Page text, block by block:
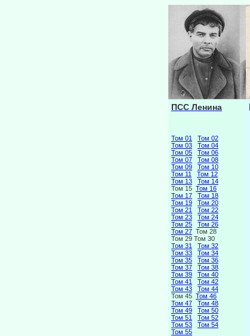
ПСС Ленина
Том 01
Том 02
Том 03
Том 04
Том 05
Том 06
Том 07
Том 08
Том 09
Том 10
Том 11
Том 12
Том 13
Том 14
Том 15 Том 16
Том 17
Том 18
Том 19
Том 20
Том 21
Том 22
Том 23
Том 24
Том 25
Том 26
Том 27 Том 28
Том 29 Том 30
Том 31
Том 32
Том 33
Том 34
Том 35
Том 36
Том 37
Том 38
Том 39
Том 40
Том 41
Том 42
Том 43
Том 44
Том 45 Том 46
Том 47
Том 48
Том 49
Том 50
Том 51
Том 52
Том 53
Том 54
Том 55